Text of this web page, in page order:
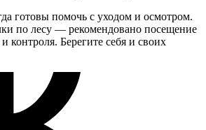
готовы помочь с уходом и осмотром.
по лесу — рекомендовано посещение
контроля. Берегите себя и своих